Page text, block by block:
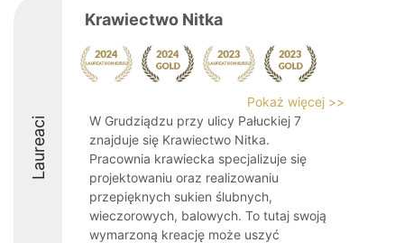
Laureaci
Krawiectwo Nitka
Pokaż więcej >>
W Grudziądzu przy ulicy Pałuckiej 7
znajduje się Krawiectwo Nitka.
Pracownia krawiecka specjalizuje się
projektowaniu oraz realizowaniu
przepięknych sukien ślubnych,
wieczorowych, balowych. To tutaj swoją
wymarzoną kreację może uszyć